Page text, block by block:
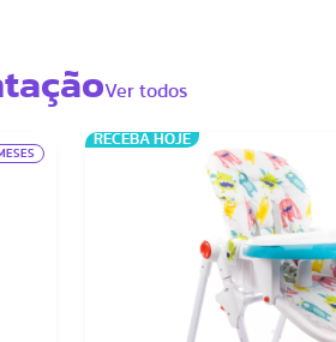
Ver todos
RECEBA HOJE